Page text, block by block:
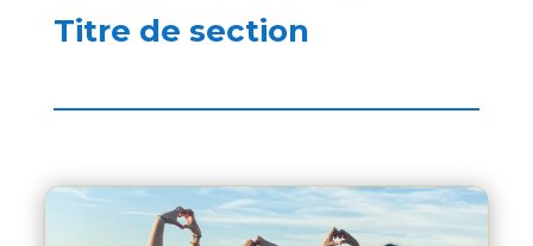
Titre de section